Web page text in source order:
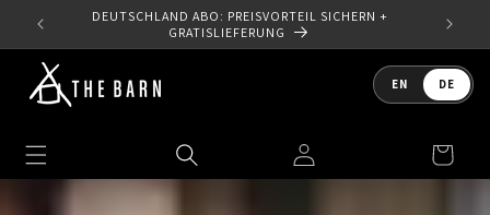
zum
DEUTSCHLAND ABO: PREISVORTEIL SICHERN +
GRATISLIEFERUNG
Sprache
EN DE
Einloggen Warenkorb